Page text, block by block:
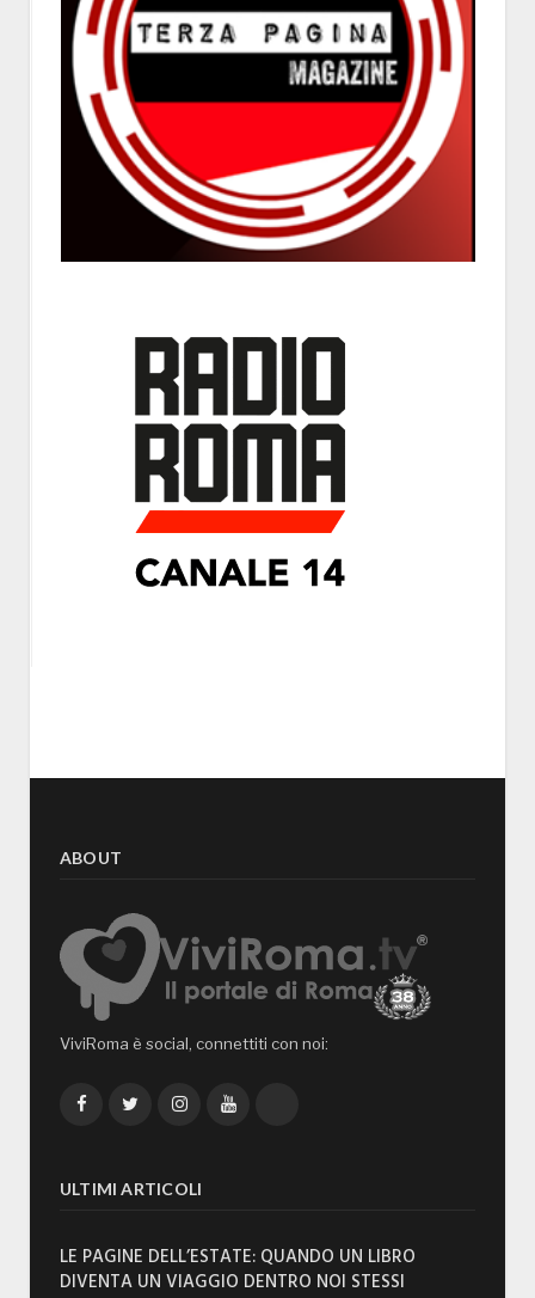
ABOUT
ViviRoma è social, connettiti con noi:
FacebookTwitterInstagramYouTube
ULTIMI ARTICOLI
LE PAGINE DELL’ESTATE: QUANDO UN LIBRO
DIVENTA UN VIAGGIO DENTRO NOI STESSI